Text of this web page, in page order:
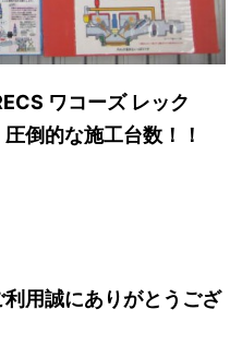
ワコーズ レック
倒的な施工台数！！
用誠にありがとうござ